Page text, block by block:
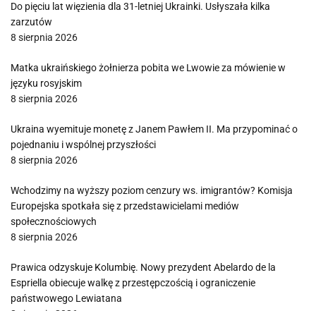
Do pięciu lat więzienia dla 31-letniej Ukrainki. Usłyszała kilka
zarzutów
8 sierpnia 2026
Matka ukraińskiego żołnierza pobita we Lwowie za mówienie w
języku rosyjskim
8 sierpnia 2026
Ukraina wyemituje monetę z Janem Pawłem II. Ma przypominać o
pojednaniu i wspólnej przyszłości
8 sierpnia 2026
Wchodzimy na wyższy poziom cenzury ws. imigrantów? Komisja
Europejska spotkała się z przedstawicielami mediów
społecznościowych
8 sierpnia 2026
Prawica odzyskuje Kolumbię. Nowy prezydent Abelardo de la
Espriella obiecuje walkę z przestępczością i ograniczenie
państwowego Lewiatana